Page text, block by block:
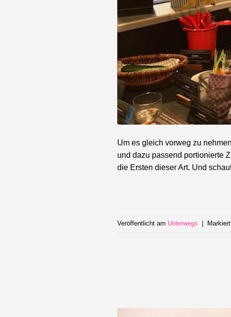
Um es gleich vorweg zu
und dazu passend portionierte
die Ersten dieser Art. Und
Veröffentlicht am Unterwegs Markiert